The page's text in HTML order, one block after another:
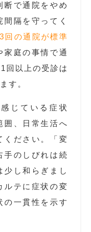
断で通院をやめ
隔を守ってく
回の通院が標準
家庭の事情で通
回以上の受診は
す。
じている症状
囲、日常生活へ
ください。「変
手のしびれは続
少し和らぎまし
ルテに症状の変
の一貫性を示す